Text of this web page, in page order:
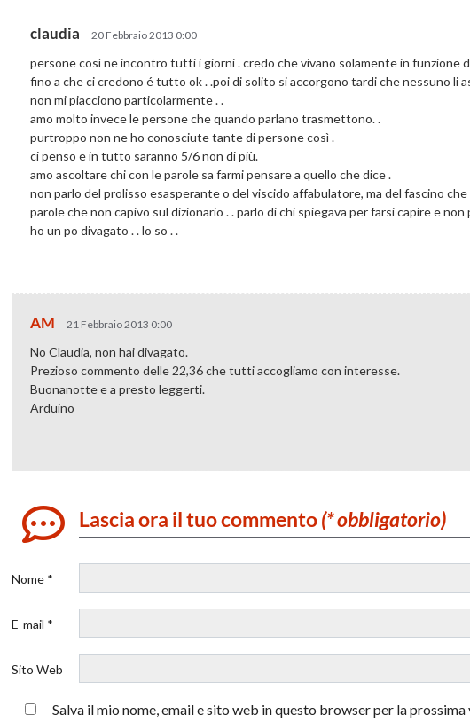
claudia 20 Febbraio 2013 0:00
persone così ne incontro tutti i giorni . credo che vivano solamente in funzione
fino a che ci credono é tutto ok . .poi di solito si accorgono tardi che nessuno li
non mi piacciono particolarmente . .
amo molto invece le persone che quando parlano trasmettono. .
purtroppo non ne ho conosciute tante di persone così .
ci penso e in tutto saranno 5/6 non di più.
amo ascoltare chi con le parole sa farmi pensare a quello che dice .
non parlo del prolisso esasperante o del viscido affabulatore, ma del fascino
parole che non capivo sul dizionario . . parlo di chi spiegava per farsi capire e
ho un po divagato . . lo so . .
AM 21 Febbraio 2013 0:00
No Claudia, non hai divagato.
Prezioso commento delle 22,36 che tutti accogliamo con interesse.
Buonanotte e a presto leggerti.
Arduino
Lascia ora il tuo commento(* obbligatorio)
Nome *
E-mail *
Sito Web
Salva il mio nome, email e sito web in questo browser per la